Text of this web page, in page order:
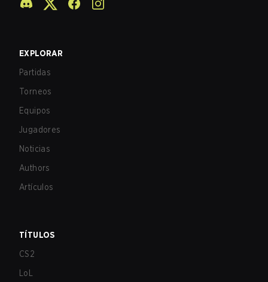
EXPLORAR
Partidas
Torneos
Equipos
Jugadores
Noticias
Authors
Artículos
TÍTULOS
CS2
LoL